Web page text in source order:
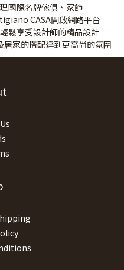
國際名牌傢俱、家飾
CASA開啟網路平台
鬆享受設計師的精品設計
家的搭配達到更高尚的氛圍